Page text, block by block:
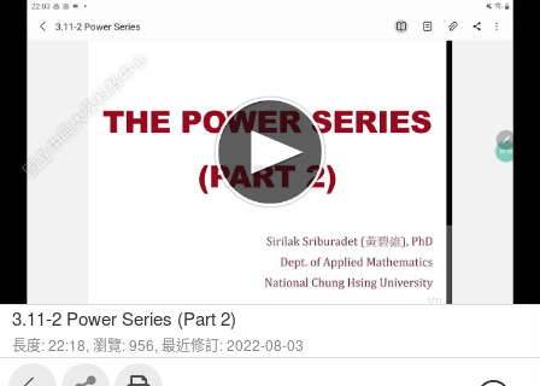
國立中興大學科教中心
3.11-2 Power Series (Part 2)
長度: 22:18, 瀏覽: 956, 最近修訂: 2022-08-03